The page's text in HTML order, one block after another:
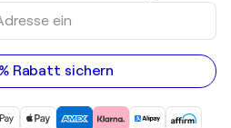
Rabatt sichern